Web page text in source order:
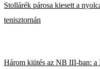
Stollárék párosa kiesett a
tenisztornán
Három kiütés az NB III-ban: a